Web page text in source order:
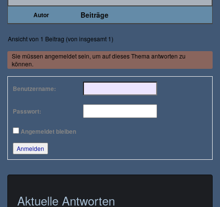
Autor Beiträge
Ansicht von 1 Beitrag (von insgesamt 1)
Sie müssen angemeldet sein, um auf dieses Thema antworten zu
können.
Benutzername:
Passwort:
Angemeldet bleiben
Anmelden
Aktuelle Antworten